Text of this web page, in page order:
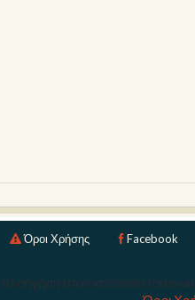
Όροι Χρήσης Facebook
στον ιστότοπο του